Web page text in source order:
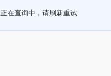
正在查询中，请刷新重试